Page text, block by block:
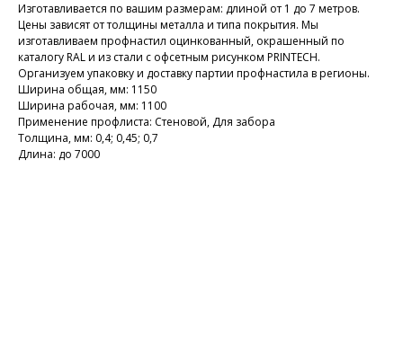
Изготавливается по вашим размерам: длиной от 1 до 7 метров.
Цены зависят от толщины металла и типа покрытия. Мы
изготавливаем профнастил оцинкованный, окрашенный по
каталогу RAL и из стали с офсетным рисунком PRINTECH.
Организуем упаковку и доставку партии профнастила в регионы.
Ширина общая, мм: 1150
Ширина рабочая, мм: 1100
Применение профлиста: Стеновой, Для забора
Толщина, мм: 0,4; 0,45; 0,7
Длина: до 7000